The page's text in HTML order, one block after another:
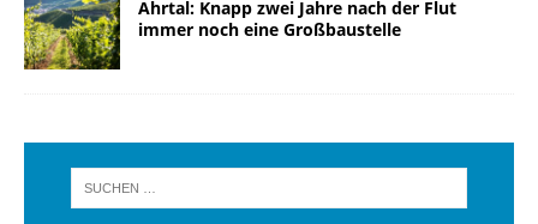
Ahrtal: Knapp zwei Jahre nach der Flut
immer noch eine Großbaustelle